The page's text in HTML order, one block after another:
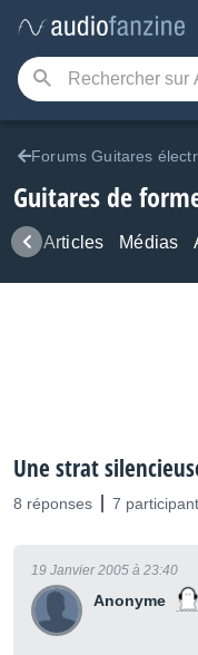
Forums Guitares
Guitares de
Articles Médias
Une strat
8 réponses 7
Anonyme
19 Janvier 2005 à 23:40